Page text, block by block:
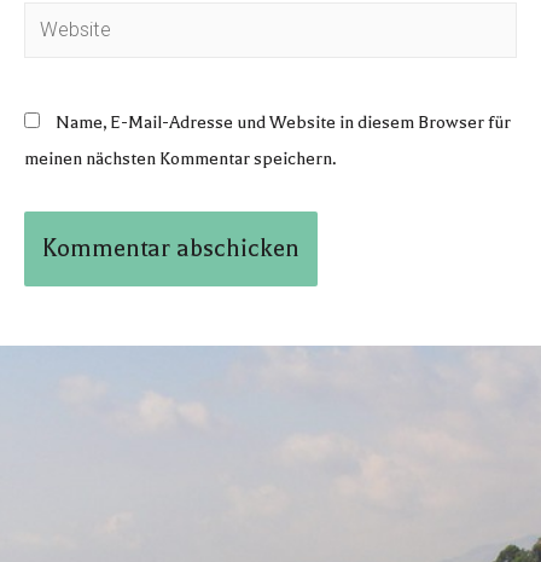
Name, E-Mail-Adresse und Website in diesem Browser für
meinen nächsten Kommentar speichern.